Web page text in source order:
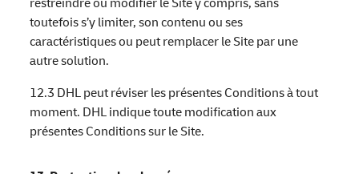
toutefois s’y limiter, son contenu ou ses
caractéristiques ou peut remplacer le Site par une
autre solution.
12.3 DHL peut réviser les présentes Conditions à tout
moment. DHL indique toute modification aux
présentes Conditions sur le Site.